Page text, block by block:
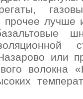
прочее лучше
или
волокна